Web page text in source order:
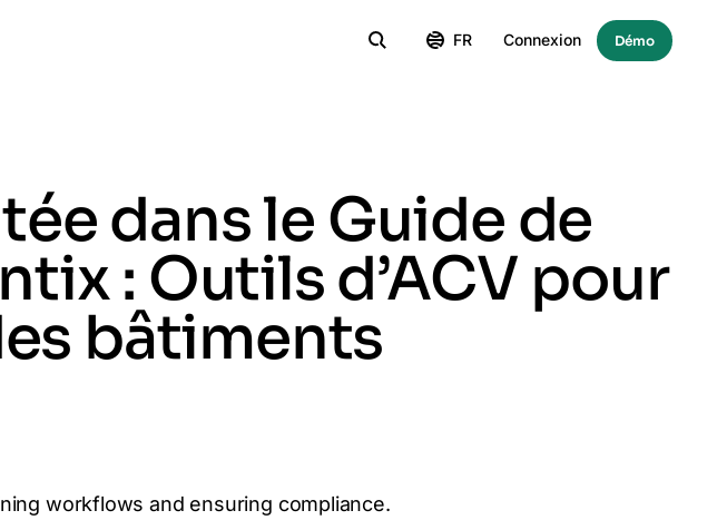
FR Connexion Démo
dans le Guide de
: Outils d’ACV pour
bâtiments
workflows and ensuring compliance.